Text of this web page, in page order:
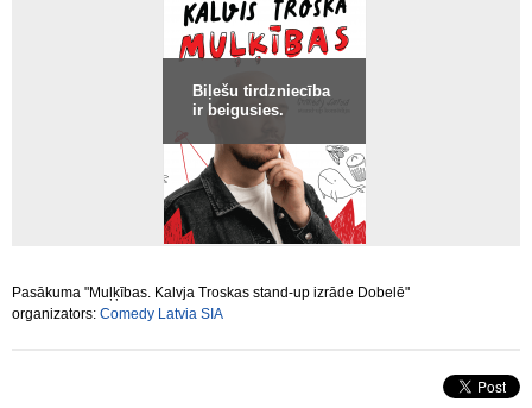
Biļešu tirdzniecība
ir beigusies.
Pasākuma "Muļķības. Kalvja Troskas stand-up izrāde Dobelē"
organizators: Comedy Latvia SIA